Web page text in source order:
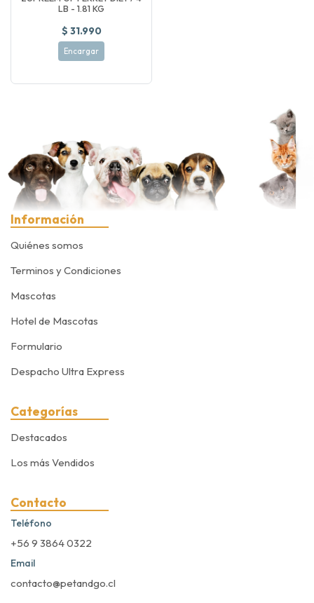
LB - 1.81 KG
$ 31.990
Encargar
Información
Quiénes somos
Terminos y Condiciones
Mascotas
Hotel de Mascotas
Formulario
Despacho Ultra Express
Categorías
Destacados
Los más Vendidos
Contacto
Teléfono
+56 9 3864 0322
Email
contacto@petandgo.cl